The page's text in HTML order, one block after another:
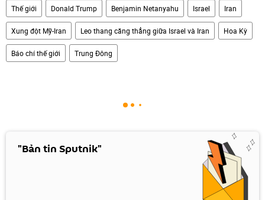
Thế giới Donald Trump Benjamin Netanyahu Israel Iran
Xung đột Mỹ-Iran Leo thang căng thẳng giữa Israel và Iran Hoa Kỳ
Báo chí thế giới Trung Đông
"Bản tin Sputnik"